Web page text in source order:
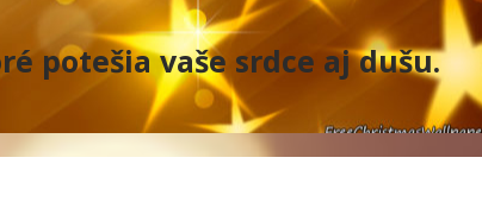
potešia vaše srdce aj dušu.